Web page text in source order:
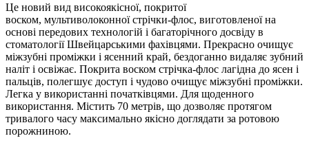
Це новий вид високоякісної, покритої
воском, мультиволоконної стрічки-флос, виготовленої на
основі передових технологій і багаторічного досвіду в
стоматології Швейцарськими фахівцями. Прекрасно очищує
міжзубні проміжки і ясенний край, бездоганно видаляє зубний
наліт і освіжає. Покрита воском стрічка-флос лагідна до ясен і
пальців, полегшує доступ і чудово очищує міжзубні проміжки.
Легка у використанні початківцями. Для щоденного
використання. Містить 70 метрів, що дозволяє протягом
тривалого часу максимально якісно доглядати за ротовою
порожниною.